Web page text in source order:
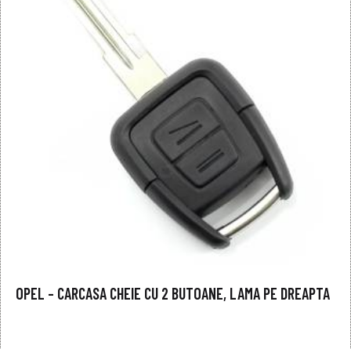
OPEL – CARCASA CHEIE CU 2 BUTOANE, LAMA PE DREAPTA